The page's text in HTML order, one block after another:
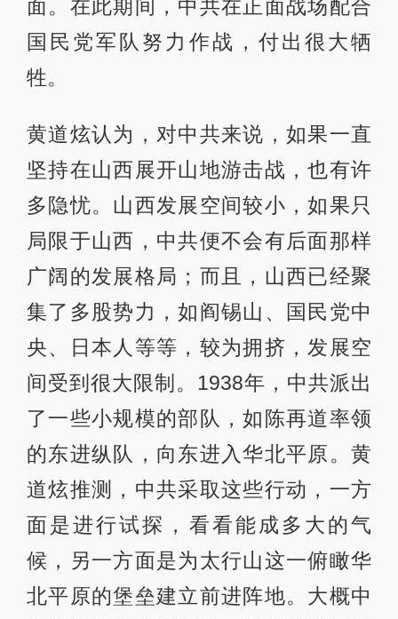
面。在此期间，中共在正面战场配合
国民党军队努力作战，付出很大牺
牲。
黄道炫认为，对中共来说，如果一直
坚持在山西展开山地游击战，也有许
多隐忧。山西发展空间较小，如果只
局限于山西，中共便不会有后面那样
广阔的发展格局；而且，山西已经聚
集了多股势力，如阎锡山、国民党中
央、日本人等等，较为拥挤，发展空
间受到很大限制。1938年，中共派出
了一些小规模的部队，如陈再道率领
的东进纵队，向东进入华北平原。黄
道炫推测，中共采取这些行动，一方
面是进行试探，看看能成多大的气
候，另一方面是为太行山这一俯瞰华
北平原的堡垒建立前进阵地。大概中